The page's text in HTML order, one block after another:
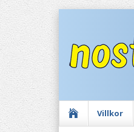
Villkor